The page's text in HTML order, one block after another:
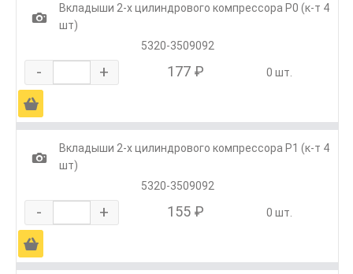
1
Вкладыши 2-х цилиндрового компрессора Р0 (к-т 4
шт)
5320-3509092
- + 177 ₽ 0 шт.
Ä
1
Вкладыши 2-х цилиндрового компрессора Р1 (к-т 4
шт)
5320-3509092
- + 155 ₽ 0 шт.
Ä